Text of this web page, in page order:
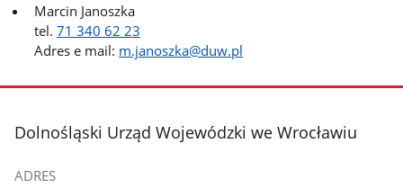
Marcin Janoszka
tel.71 340 62 23
Adres e mail: m.janoszka@duw.pl
stopka
Dolnośląski Urząd Wojewódzki we Wrocławiu
ADRES